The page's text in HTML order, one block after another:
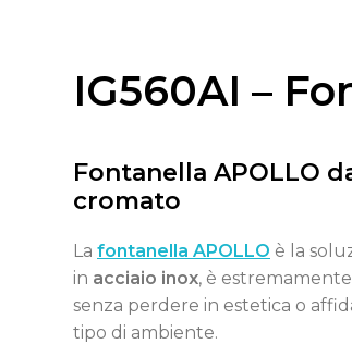
IG560AI –
Fontanella APOLLO
cromato
La fontanella APOLLO è la
in acciaio inox, è
senza perdere in estetica o
tipo di ambiente.